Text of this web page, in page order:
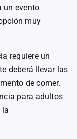
un evento
muy
requiere un
deberá llevar las
de comer.
para adultos
la